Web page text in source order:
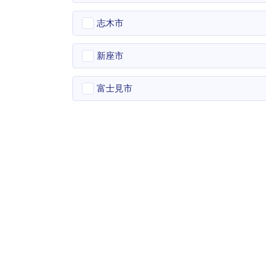
志木市
新座市
富士見市